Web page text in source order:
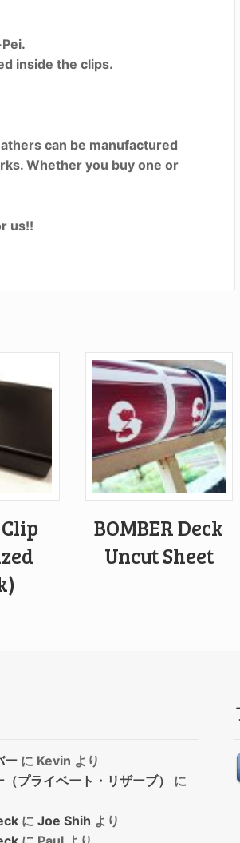
inside the clips.
can be manufactured
Whether you buy one or
us!!
BOMBER Deck
Uncut Sheet
ー に Kevin より
プライベート・リザーブ）
に
にJoe Shih より